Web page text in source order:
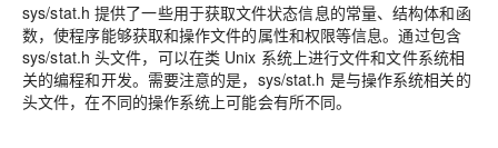
sys/stat.h 提供了一些用于获取文件状态信息的常量、结构体和函
数，使程序能够获取和操作文件的属性和权限等信息。通过包含
sys/stat.h 头文件，可以在类 Unix 系统上进行文件和文件系统相
关的编程和开发。需要注意的是，sys/stat.h 是与操作系统相关的
头文件，在不同的操作系统上可能会有所不同。